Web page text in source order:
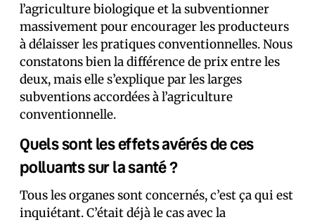
l’agriculture biologique et la subventionner
massivement pour encourager les producteurs
à délaisser les pratiques conventionnelles. Nous
constatons bien la différence de prix entre les
deux, mais elle s’explique par les larges
subventions accordées à l’agriculture
conventionnelle.
Quels sont les effets avérés de ces
polluants sur la santé ?
Tous les organes sont concernés, c’est ça qui est
inquiétant. C’était déjà le cas avec la